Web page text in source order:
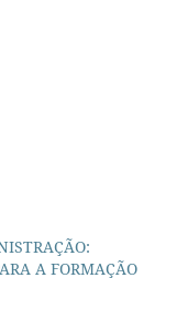
A FORMAÇÃO